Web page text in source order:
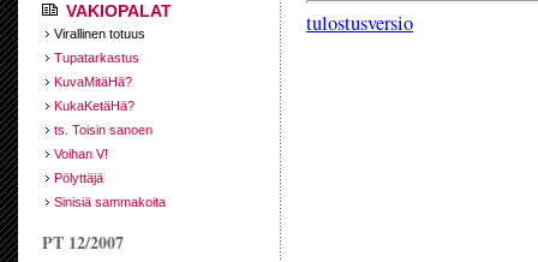
VAKIOPALAT
Virallinen totuus
Tupatarkastus
KuvaMitäHä?
KukaKetäHä?
ts. Toisin sanoen
Voihan V!
Pölyttäjä
Sinisiä sammakoita
PT 12/2007
tulostusversio